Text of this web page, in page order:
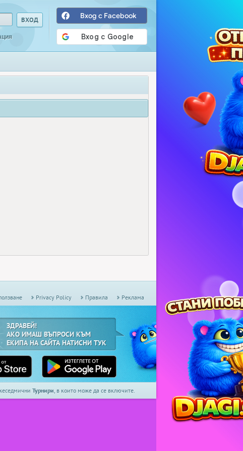
Вход с Facebook
Privacy Policy Правила Реклама
ЗДРАВЕЙ!
АКО ИМАШ ВЪПРОСИ КЪМ
ЕКИПА НА САЙТА НАТИСНИ ТУК
Турнири, в които може да се включите.